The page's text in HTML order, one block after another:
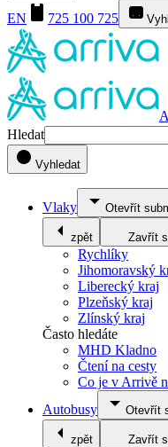
EN 725 100 725
Hledat
Vyhledat
Vlaky Otevřít
zpět Zavřít
Rychlíky
Jihomoravský
Liberecký kraj
Plzeňský kraj
Zlínský kraj
Často hledáte
MHD Kladno
Čtení na cesty
Co je v Arrivě
Autobusy
Otevřít
zpět Zavřít